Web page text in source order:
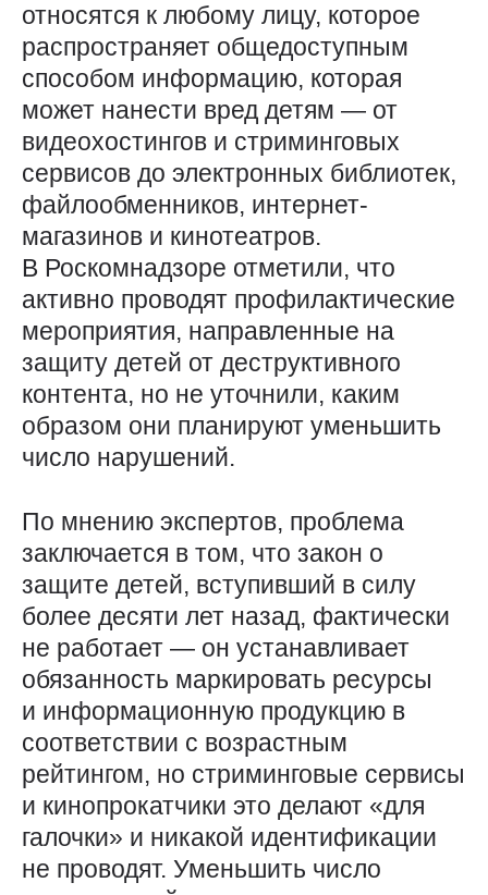
относятся к любому лицу, которое
распространяет общедоступным
способом информацию, которая
может нанести вред детям — от
видеохостингов и стриминговых
сервисов до электронных библиотек,
файлообменников, интернет-
магазинов и кинотеатров.
В Роскомнадзоре отметили, что
активно проводят профилактические
мероприятия, направленные на
защиту детей от деструктивного
контента, но не уточнили, каким
образом они планируют уменьшить
число нарушений.
По мнению экспертов, проблема
заключается в том, что закон о
защите детей, вступивший в силу
более десяти лет назад, фактически
не работает — он устанавливает
обязанность маркировать ресурсы
и информационную продукцию в
соответствии с возрастным
рейтингом, но стриминговые сервисы
и кинопрокатчики это делают «для
галочки» и никакой идентификации
не проводят. Уменьшить число